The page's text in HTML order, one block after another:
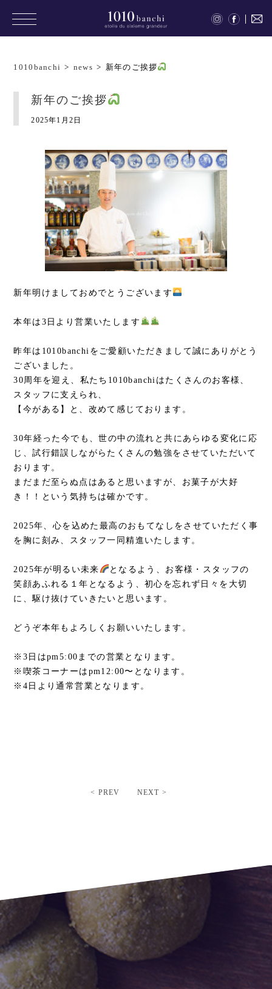
1010banchi > news > 新年のご挨拶
新年のご挨拶
2025年1月2日
新年明けましておめでとうございます
本年は3日より営業いたします
昨年は1010banchiをご愛顧いただきまして誠にありがとう
ございました。
30周年を迎え、私たち1010banchiはたくさんのお客様、
スタッフに支えられ、
【今がある】と、改めて感じております。
30年経った今でも、世の中の流れと共にあらゆる変化に応
じ、試行錯誤しながらたくさんの勉強をさせていただいて
おります。
まだまだ至らぬ点はあると思いますが、お菓子が大好
き！！という気持ちは確かです。
2025年、心を込めた最高のおもてなしをさせていただく事
を胸に刻み、スタッフ一同精進いたします。
2025年が明るい未来
となるよう、お客様・スタッフの
笑顔あふれる１年となるよう、初心を忘れず日々を大切
に、駆け抜けていきたいと思います。
どうぞ本年もよろしくお願いいたします。
※3日はpm5:00までの営業となります。
※喫茶コーナーはpm12:00〜となります。
※4日より通常営業となります。
< PREV NEXT >